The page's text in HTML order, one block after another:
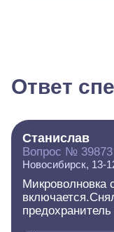
Ответ
Станислав
Вопрос № 39873
Новосибирск, 13-
Микроволновка